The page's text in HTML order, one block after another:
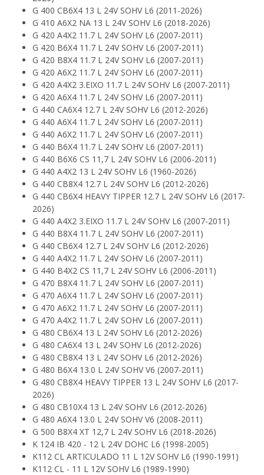
G 400 CB6X4 13 L 24V SOHV L6 (2011-2026)
G 410 A6X2 NA 13 L 24V SOHV L6 (2018-2026)
G 420 A4X2 11.7 L 24V SOHV L6 (2007-2011)
G 420 B6X4 11.7 L 24V SOHV L6 (2007-2011)
G 420 B8X4 11.7 L 24V SOHV L6 (2007-2011)
G 420 A6X2 11.7 L 24V SOHV L6 (2007-2011)
G 420 A4X2 3.EIXO 11.7 L 24V SOHV L6 (2007-2011)
G 420 A6X4 11.7 L 24V SOHV L6 (2007-2011)
G 440 CA6X4 12.7 L 24V SOHV L6 (2012-2026)
G 440 A6X4 11.7 L 24V SOHV L6 (2007-2011)
G 440 A6X2 11.7 L 24V SOHV L6 (2007-2011)
G 440 B6X4 11.7 L 24V SOHV L6 (2007-2011)
G 440 B6X6 CS 11,7 L 24V SOHV L6 (2006-2011)
G 440 A4X2 13 L 24V SOHV L6 (1960-2026)
G 440 CB8X4 12.7 L 24V SOHV L6 (2012-2026)
G 440 CB6X4 HEAVY TIPPER 12.7 L 24V SOHV L6 (2017-
2026)
G 440 A4X2 3.EIXO 11.7 L 24V SOHV L6 (2007-2011)
G 440 B8X4 11.7 L 24V SOHV L6 (2007-2011)
G 440 CB6X4 12.7 L 24V SOHV L6 (2012-2026)
G 440 A4X2 11.7 L 24V SOHV L6 (2007-2011)
G 440 B4X2 CS 11,7 L 24V SOHV L6 (2006-2011)
G 470 B8X4 11.7 L 24V SOHV L6 (2007-2011)
G 470 A6X4 11.7 L 24V SOHV L6 (2007-2011)
G 470 A6X2 11.7 L 24V SOHV L6 (2007-2011)
G 470 A4X2 11.7 L 24V SOHV L6 (2007-2011)
G 480 CB6X4 13 L 24V SOHV L6 (2012-2026)
G 480 CA6X4 13 L 24V SOHV L6 (2012-2026)
G 480 CB8X4 13 L 24V SOHV L6 (2012-2026)
G 480 B6X4 13.0 L 24V SOHV V6 (2007-2011)
G 480 CB8X4 HEAVY TIPPER 13 L 24V SOHV L6 (2017-
2026)
G 480 CB10X4 13 L 24V SOHV L6 (2012-2026)
G 480 A6X4 13.0 L 24V SOHV V6 (2008-2011)
G 500 B8X4 XT 12,7 L 24V SOHV L6 (2018-2026)
K 124 IB 420 - 12 L 24V DOHC L6 (1998-2005)
K112 CL ARTICULADO 11 L 12V SOHV L6 (1990-1991)
K112 CL - 11 L 12V SOHV L6 (1989-1990)